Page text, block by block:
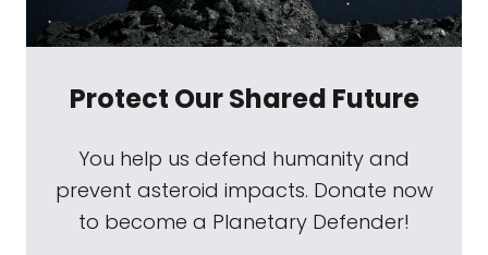
Protect Our Shared Future
You help us defend humanity and
prevent asteroid impacts. Donate now
to become a Planetary Defender!